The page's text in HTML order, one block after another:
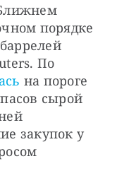
порядке
По
на пороге
сырой
закупок у